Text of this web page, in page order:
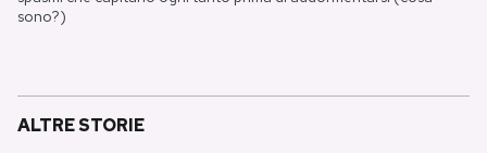
sono?)
ALTRE STORIE